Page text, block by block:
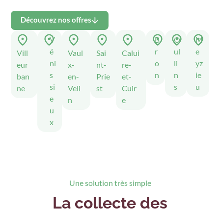
Découvrez nos offres
Vill
eur
ban
ne
V
é
ni
s
si
e
u
x
Vaul
x-
en-
Veli
n
Sai
nt-
Prie
st
Calui
re-
et-
Cuir
e
B
r
o
n
O
ul
li
n
s
M
e
yz
ie
u
Une solution très simple
La collecte des